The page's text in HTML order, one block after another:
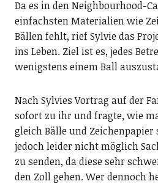
Da es in den Neighbourhood-
einfachsten Materialien wie
Bällen fehlt, rief Sylvie das
ins Leben. Ziel ist es, jedes
wenigstens einem Ball
Nach Sylvies Vortrag auf der
sofort zu ihr und fragte, wie
gleich Bälle und Zeichenpapier
jedoch leider nicht möglich
zu senden, da diese sehr
den Zoll gehen. Wer dennoch